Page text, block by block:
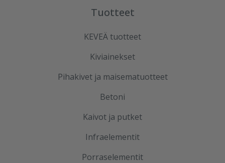
Tuotteet
KEVEÄ tuotteet
Kiviainekset
Pihakivet ja maisematuotteet
Betoni
Kaivot ja putket
Infraelementit
Porraselementit